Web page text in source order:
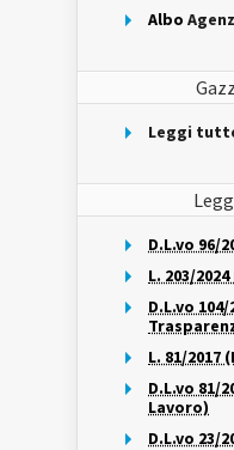
Albo
Leggi
D.L.vo 96/
L. 203/
D.L.vo
L. 81/2017
D.L.vo 81/
Lavoro)
D.L.vo 23/